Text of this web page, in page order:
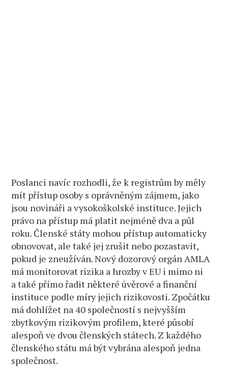
Poslanci navíc rozhodli, že k registrům by měly
mít přístup osoby s oprávněným zájmem, jako
jsou novináři a vysokoškolské instituce. Jejich
právo na přístup má platit nejméně dva a půl
roku. Členské státy mohou přístup automaticky
obnovovat, ale také jej zrušit nebo pozastavit,
pokud je zneužíván. Nový dozorový orgán AMLA
má monitorovat rizika a hrozby v EU i mimo ni
a také přímo řadit některé úvěrové a finanční
instituce podle míry jejich rizikovosti. Zpočátku
má dohlížet na 40 společností s nejvyšším
zbytkovým rizikovým profilem, které působí
alespoň ve dvou členských státech. Z každého
členského státu má být vybrána alespoň jedna
společnost.